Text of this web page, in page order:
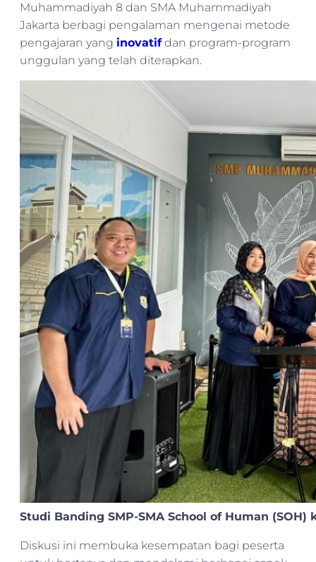
Muhammadiyah 8 dan SMA Muhammadiyah
Jakarta berbagi pengalaman mengenai metode
pengajaran yang inovatifdan program-program
unggulan yang telah diterapkan.
Studi Banding SMP-SMA School of Human
Diskusi ini membuka kesempatan bagi peserta